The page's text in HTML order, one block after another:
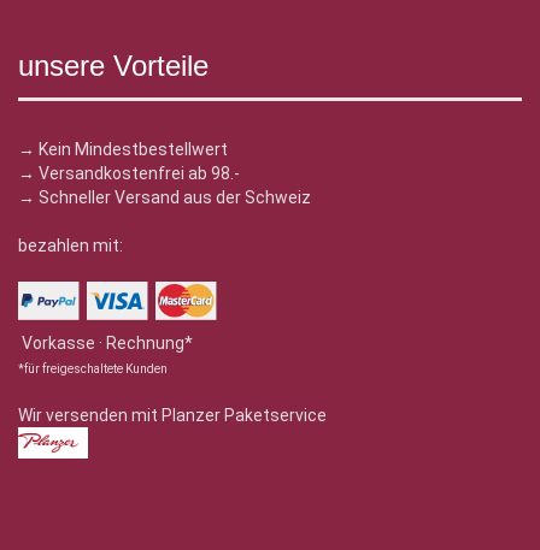
unsere Vorteile
→ Kein Mindestbestellwert
→ Versandkostenfrei ab 98.-
→ Schneller Versand aus der Schweiz
bezahlen mit:
Vorkasse · Rechnung*
*für freigeschaltete Kunden
Wir versenden mit Planzer Paketservice